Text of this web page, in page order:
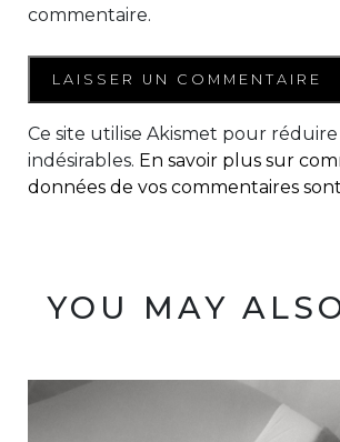
commentaire.
Ce site utilise Akismet pour réduire
indésirables. En savoir plus sur
données de vos commentaires
YOU MAY